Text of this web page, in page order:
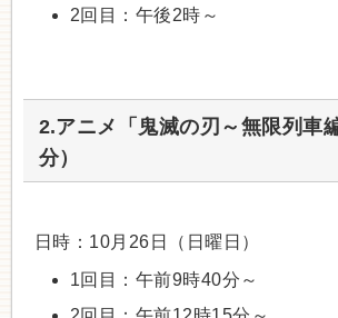
2回目：午後2時～
2.アニメ「鬼滅の刃～無限列車
分）
日時：10月26日（日曜日）
1回目：午前9時40分～